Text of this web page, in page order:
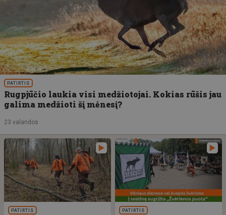
PATIRTIS
Rugpjūčio laukia visi medžiotojai. Kokias rūšis jau
galima medžioti šį mėnesį?
23 valandos
PATIRTIS PATIRTIS